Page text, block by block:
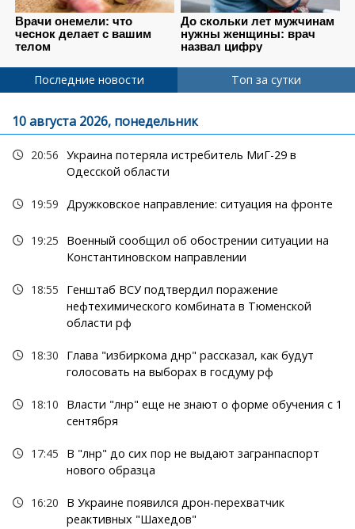
Последние новости Топ за сутки
10 августа 2026, понедельник
20:56 Украина потеряла истребитель МиГ-29 в
Одесской области
19:59 Дружковское направление: ситуация на фронте
19:25
Военный сообщил об обострении ситуации на
Константиновском направлении
18:55
Генштаб ВСУ подтвердил поражение
нефтехимического комбината в Тюменской
области рф
18:30
Глава "избиркома днр" рассказал, как будут
голосовать на выборах в госдуму рф
18:10
Власти "лнр" еще не знают о форме обучения с 1
сентября
17:45
В "лнр" до сих пор не выдают загранпаспорт
нового образца
16:20
В Украине появился дрон-перехватчик
реактивных "Шахедов"